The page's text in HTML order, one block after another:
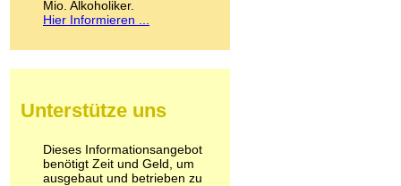
Metamphetamin
Methadon
Pilze
Psychopharmaka
Schlafmittel
Schmerzmittel
Mio. Alkoholiker.
Hier Informieren ...
Unterstütze uns
Dieses Informationsangebot
benötigt Zeit und Geld, um
ausgebaut und betrieben zu